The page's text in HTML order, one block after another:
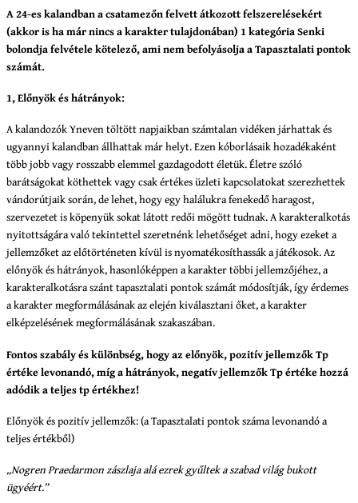
A 24-es kalandban a csatamezőn felvett átkozott felszerelésekért
(akkor is ha már nincs a karakter tulajdonában) 1 kategória Senki
bolondja felvétele kötelező, ami nem befolyásolja a Tapasztalati pontok
számát.
1, Előnyök és hátrányok:
A kalandozók Yneven töltött napjaikban számtalan vidéken járhattak és
ugyannyi kalandban állhattak már helyt. Ezen kóborlásaik hozadékaként
több jobb vagy rosszabb elemmel gazdagodott életük. Életre szóló
barátságokat köthettek vagy csak értékes üzleti kapcsolatokat szerezhettek
vándorútjaik során, de lehet, hogy egy halálukra fenekedő haragost,
szervezetet is köpenyük sokat látott redői mögött tudnak. A karakteralkotás
nyitottságára való tekintettel szeretnénk lehetőséget adni, hogy ezeket a
jellemzőket az előtörténeten kívül is nyomatékosíthassák a játékosok. Az
előnyök és hátrányok, hasonlóképpen a karakter többi jellemzőjéhez, a
karakteralkotásra szánt tapasztalati pontok számát módosítják, így érdemes
a karakter megformálásának az elején kiválasztani őket, a karakter
elképzelésének megformálásának szakaszában.
Fontos szabály és különbség, hogy az előnyök, pozitív jellemzők Tp
értéke levonandó, míg a hátrányok, negatív jellemzők Tp értéke hozzá
adódik a teljes tp értékhez!
Előnyök és pozitív jellemzők: (a Tapasztalati pontok száma levonandó a
teljes értékből)
„Nogren Praedarmon zászlaja alá ezrek gyűltek a szabad világ bukott
ügyéért.”